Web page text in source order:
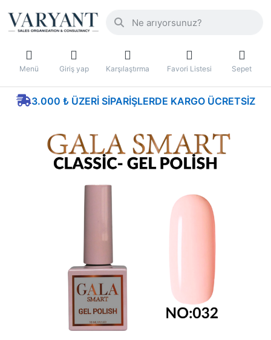
Menü Giriş yap Karşılaştırma Favori Listesi Sepet
3.000 ₺ ÜZERI SIPARIŞLERDE KARGO ÜCRETSIZ